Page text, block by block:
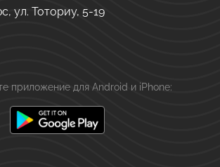
ул. Тоториу, 5-19
приложение для Android и iPhone: